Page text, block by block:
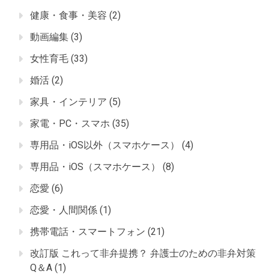
健康・食事・美容 (2)
動画編集 (3)
女性育毛 (33)
婚活 (2)
家具・インテリア (5)
家電・PC・スマホ (35)
専用品・iOS以外（スマホケース）
(4)
専用品・iOS（スマホケース）
(8)
恋愛 (6)
恋愛・人間関係 (1)
携帯電話・スマートフォン (21)
改訂版 これって非弁提携？ 弁護士のための非弁対策
Q＆A (1)